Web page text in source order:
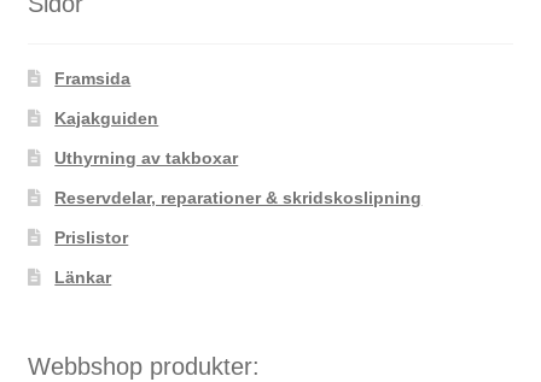
Framsida
Kajakguiden
Uthyrning av takboxar
Reservdelar, reparationer & skridskoslipning
Prislistor
Länkar
Webbshop produkter: